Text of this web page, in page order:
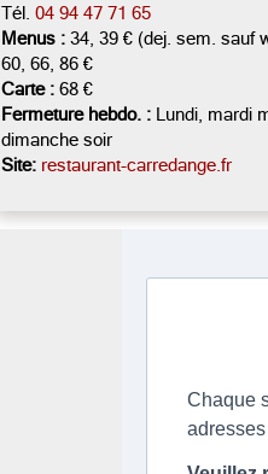
Tél. 04 94 47 71 65
Menus : 34, 39 € (dej. sem. sauf
60, 66, 86 €
Carte : 68 €
Fermeture hebdo. : Lundi, mardi
dimanche soir
Site: restaurant-carredange.fr